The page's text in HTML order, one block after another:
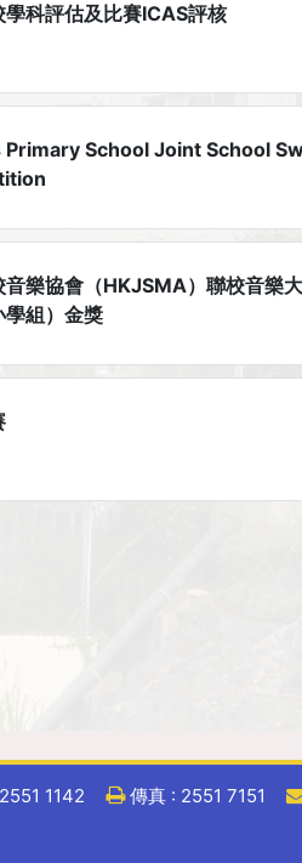
學科評估及比賽ICAS評核
Primary School Joint School
音樂協會（HKJSMA）聯校音樂
學組）金獎
1142 傳真 : 2551 7151